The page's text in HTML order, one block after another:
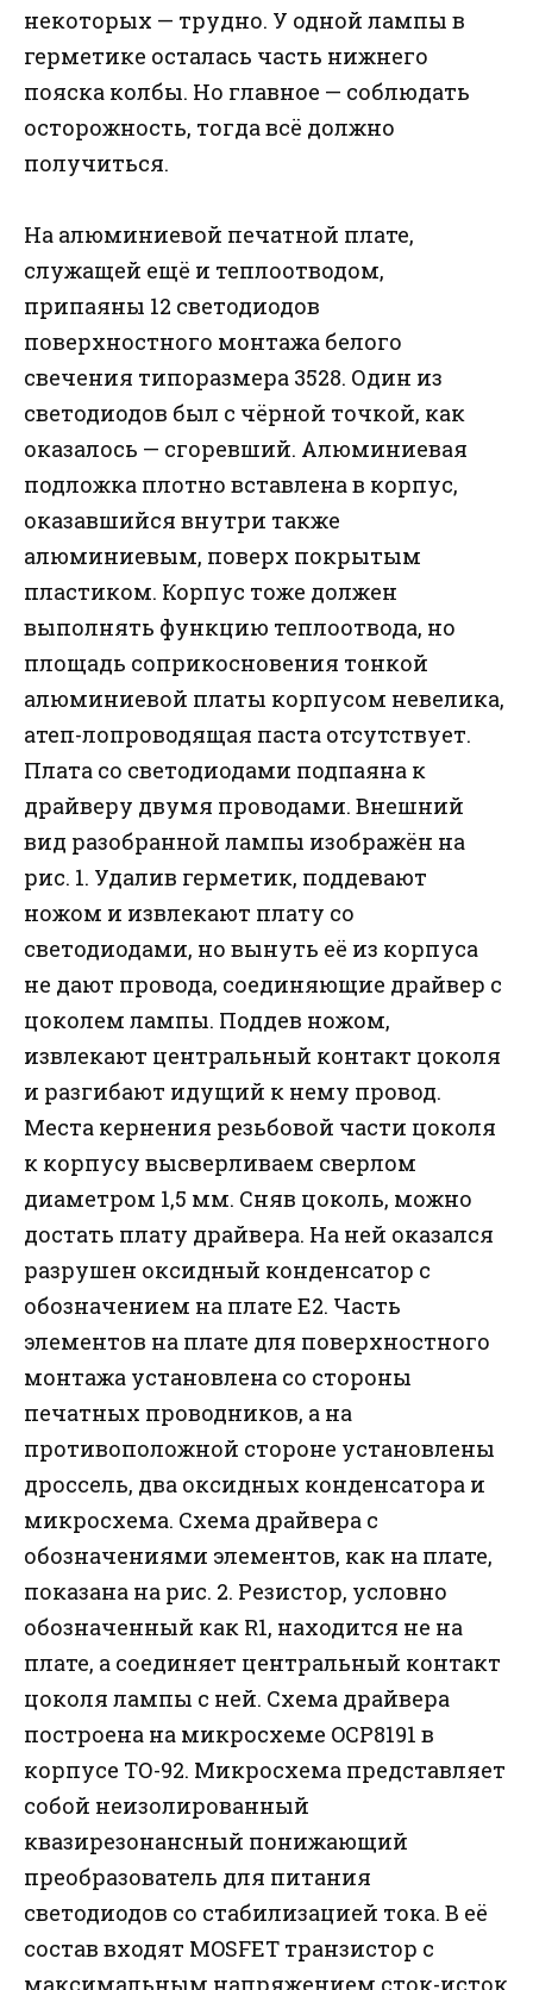
некоторых — трудно. У одной лампы в
герметике осталась часть нижнего
пояска колбы. Но главное — соблюдать
осторожность, тогда всё должно
получиться.
На алюминиевой печатной плате,
служащей ещё и теплоотводом,
припаяны 12 светодиодов
поверхностного монтажа белого
свечения типоразмера 3528. Один из
светодиодов был с чёрной точкой, как
оказалось — сгоревший. Алюминиевая
подложка плотно вставлена в корпус,
оказавшийся внутри также
алюминиевым, поверх покрытым
пластиком. Корпус тоже должен
выполнять функцию теплоотвода, но
площадь соприкосновения тонкой
алюминиевой платы корпусом невелика,
атеп-лопроводящая паста отсутствует.
Плата со светодиодами подпаяна к
драйверу двумя проводами. Внешний
вид разобранной лампы изображён на
рис. 1. Удалив герметик, поддевают
ножом и извлекают плату со
светодиодами, но вынуть её из корпуса
не дают провода, соединяющие драйвер с
цоколем лампы. Поддев ножом,
извлекают центральный контакт цоколя
и разгибают идущий к нему провод.
Места кернения резьбовой части цоколя
к корпусу высверливаем сверлом
диаметром 1,5 мм. Сняв цоколь, можно
достать плату драйвера. На ней оказался
разрушен оксидный конденсатор с
обозначением на плате Е2. Часть
элементов на плате для поверхностного
монтажа установлена со стороны
печатных проводников, а на
противоположной стороне установлены
дроссель, два оксидных конденсатора и
микросхема. Схема драйвера с
обозначениями элементов, как на плате,
показана на рис. 2. Резистор, условно
обозначенный как R1, находится не на
плате, а соединяет центральный контакт
цоколя лампы с ней. Схема драйвера
построена на микросхеме OCP8191 в
корпусе ТО-92. Микросхема представляет
собой неизолированный
квазирезонансный понижающий
преобразователь для питания
светодиодов со стабилизацией тока. В её
состав входят MOSFET транзистор с